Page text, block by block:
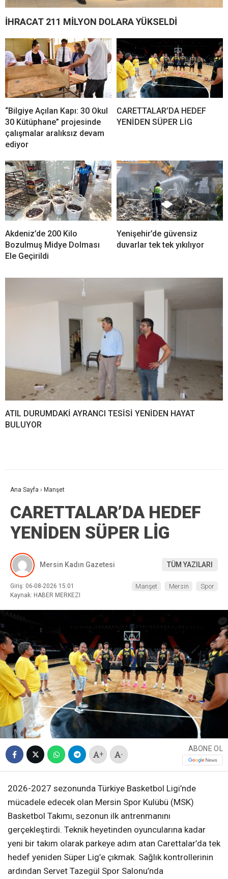
İHRACAT 211 MİLYON DOLARA YÜKSELDİ
“Bilgiye Açılan Kapı: 30 Okul
30 Kütüphane” projesinde
çalışmalar aralıksız devam
ediyor
CARETTALAR’DA HEDEF
YENİDEN SÜPER LİG
Akdeniz’de 200 Kilo
Bozulmuş Midye Dolması
Ele Geçirildi
Yenişehir’de güvensiz
duvarlar tek tek yıkılıyor
ATIL DURUMDAKİ AYRANCI TESİSİ YENİDEN HAYAT
BULUYOR
Ana Sayfa › Manşet
CARETTALAR’DA HEDEF
YENİDEN SÜPER LİG
Mersin Kadın Gazetesi TÜM YAZILARI
Giriş: 06-08-2026 15:01
Kaynak: HABER MERKEZI
Manşet Mersin Spor
+ -
ABONE OL
2026-2027 sezonunda Türkiye Basketbol Ligi’nde
mücadele edecek olan Mersin Spor Kulübü (MSK)
Basketbol Takımı, sezonun ilk antrenmanını
gerçekleştirdi. Teknik heyetinden oyuncularına kadar
yeni bir takım olarak parkeye adım atan Carettalar’da tek
hedef yeniden Süper Lig’e çıkmak. Sağlık kontrollerinin
ardından Servet Tazegül Spor Salonu’nda